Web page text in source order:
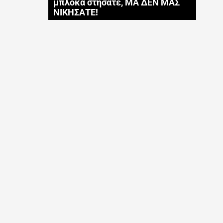
μπλόκα στήσατε, ΜΑ ΔΕΝ ΜΑΣ
ΝΙΚΗΣΑΤΕ!